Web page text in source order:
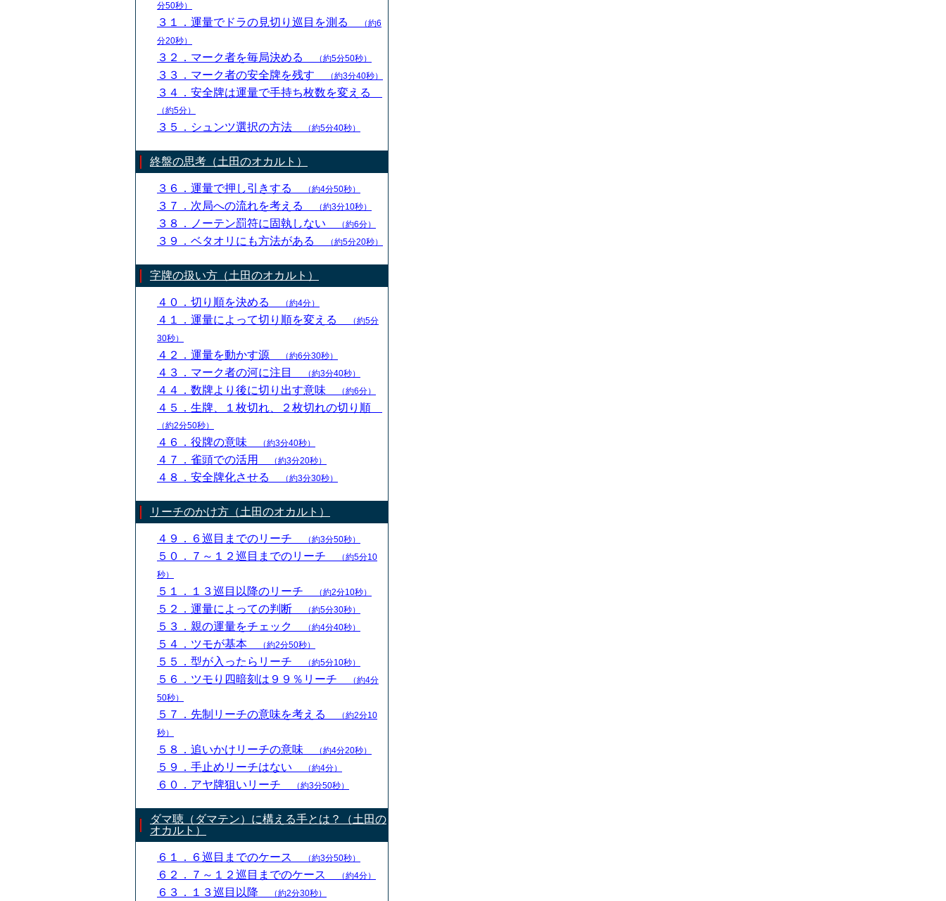
分50秒）
３１．運量でドラの見切り巡目を測る
（約6
分20秒）
３２．マーク者を毎局決める （約5分50秒）
３３．マーク者の安全牌を残す （約3分40秒）
３４．安全牌は運量で手持ち枚数を変える
（約5分）
３５．シュンツ選択の方法 （約5分40秒）
終盤の思考（土田のオカルト）
３６．運量で押し引きする （約4分50秒）
３７．次局への流れを考える （約3分10秒）
３８．ノーテン罰符に固執しない （約6分）
３９．ベタオリにも方法がある （約5分20秒）
字牌の扱い方（土田のオカルト）
４０．切り順を決める （約4分）
４１．運量によって切り順を変える
（約5分
30秒）
４２．運量を動かす源 （約6分30秒）
４３．マーク者の河に注目 （約3分40秒）
４４．数牌より後に切り出す意味 （約6分）
４５．生牌、１枚切れ、２枚切れの切り順
（約2分50秒）
４６．役牌の意味 （約3分40秒）
４７．雀頭での活用 （約3分20秒）
４８．安全牌化させる （約3分30秒）
リーチのかけ方（土田のオカルト）
４９．６巡目までのリーチ （約3分50秒）
５０．７～１２巡目までのリーチ
（約5分10
秒）
５１．１３巡目以降のリーチ （約2分10秒）
５２．運量によっての判断 （約5分30秒）
５３．親の運量をチェック （約4分40秒）
５４．ツモが基本 （約2分50秒）
５５．型が入ったらリーチ （約5分10秒）
５６．ツモり四暗刻は９９％リーチ
（約4分
50秒）
５７．先制リーチの意味を考える
（約2分10
秒）
５８．追いかけリーチの意味 （約4分20秒）
５９．手止めリーチはない （約4分）
６０．アヤ牌狙いリーチ （約3分50秒）
ダマ聴（ダマテン）に構える手とは？（土田の
オカルト）
６１．６巡目までのケース （約3分50秒）
６２．７～１２巡目までのケース （約4分）
６３．１３巡目以降 （約2分30秒）